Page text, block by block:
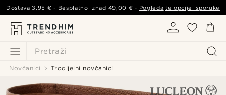
Pretraži
Dostava3,95 € - Besplatno iznad 49,00 € - Pogledajte opcije isporuke
Novčanici Trodijelni novčanici